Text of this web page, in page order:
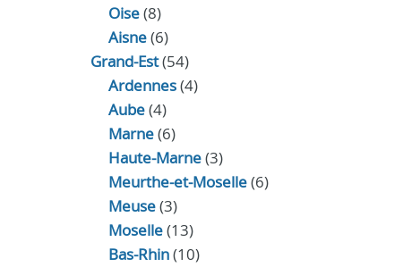
Oise(8)
Aisne(6)
Grand-Est(54)
Ardennes(4)
Aube(4)
Marne(6)
Haute-Marne(3)
Meurthe-et-Moselle(6)
Meuse(3)
Moselle(13)
Bas-Rhin(10)